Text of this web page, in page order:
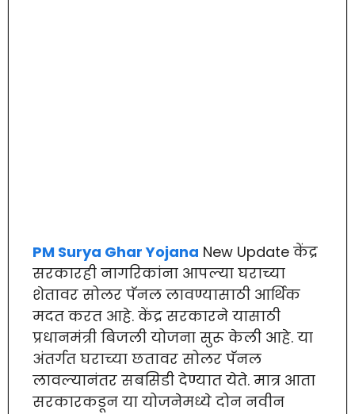
PM Surya Ghar Yojana New Update केंद्र
सरकारही नागरिकांना आपल्या घराच्या
शेतावर सोलर पॅनल लावण्यासाठी आर्थिक
मदत करत आहे. केंद्र सरकारने यासाठी
प्रधानमंत्री बिजली योजना सुरू केली आहे. या
अंतर्गत घराच्या छतावर सोलर पॅनल
लावल्यानंतर सबसिडी देण्यात येते. मात्र आता
सरकारकडून या योजनेमध्ये दोन नवीन